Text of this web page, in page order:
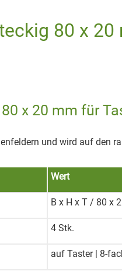
80 x 20
x 20 mm für
und wird auf den
Wert
B x H x T / 80 x
4 Stk.
auf Taster | 8-